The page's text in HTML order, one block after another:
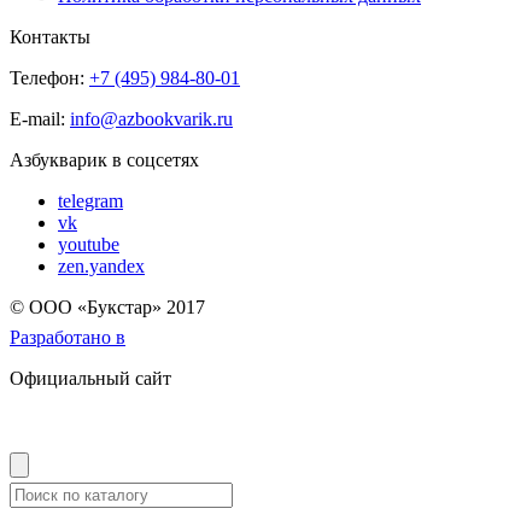
Контакты
Телефон: +7 (495) 984-80-01
E-mail: info@azbookvarik.ru
Азбукварик в соцсетях
telegram
vk
youtube
zen.yandex
© OOO «Букстар» 2017
Разработано в
Официальный сайт